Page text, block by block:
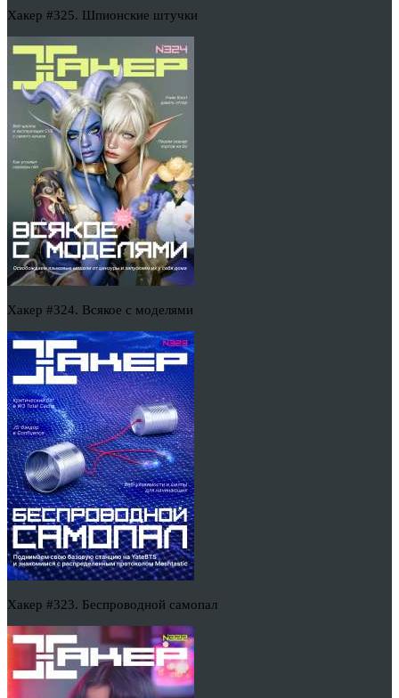
Хакер #325. Шпионские штучки
Хакер #324. Всякое с моделями
Хакер #323. Беспроводной самопал